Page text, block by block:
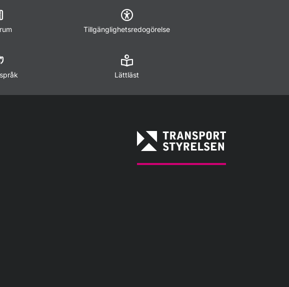
Tillgänglighetsredogörelse
Lättläst